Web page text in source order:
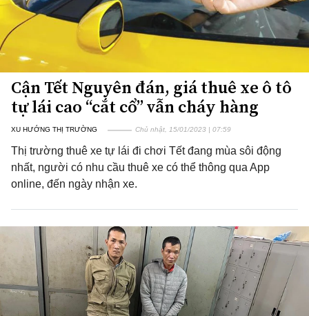
Cận Tết Nguyên đán, giá thuê xe ô tô
tự lái cao “cắt cổ” vẫn cháy hàng
XU HƯỚNG THỊ TRƯỜNG Chủ nhật, 15/01/2023 | 07:59
Thị trường thuê xe tự lái đi chơi Tết đang mùa sôi động
nhất, người có nhu cầu thuê xe có thể thông qua App
online, đến ngày nhận xe.